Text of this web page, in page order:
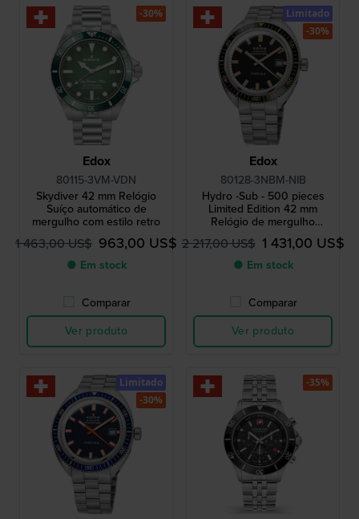
Edox
80115-3VM-VDN
Skydiver 42 mm Relógio
Suíço automático de
mergulho com estilo retro
1 463,00 US$ 963,00 US$
● Em stock
Comparar
Ver produto
-30%
Edox
80128-3NBM-NIB
Hydro -Sub - 500 pieces
Limited Edition 42 mm
Relógio de mergulho
automático de fabrico suíço
com certificação COSC
2 217,00 US$ 1 431,00 US$
● Em stock
Comparar
Ver produto
Limitado
-30%
Limitado
-30%
-35%